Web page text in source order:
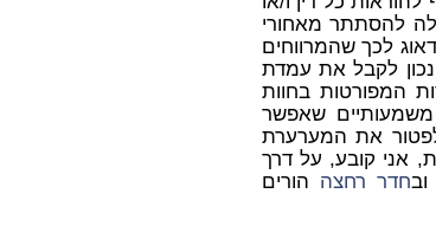
אין היא יכולה להסתתר מאחורי
לכך שהמרווחים
נכון לקבל את עמדת
המפורטות בחוות
שאפשר
לפטור את המערערת
אני קובע, על דרך
חדר רחצה הורים